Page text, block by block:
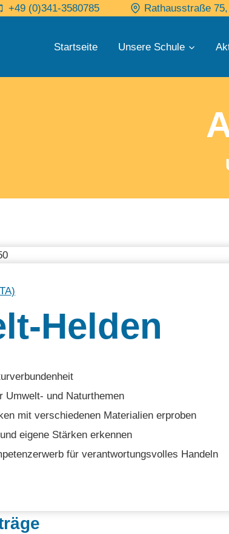
+49 (0)341-3580785 Rathausstraße
Startseite Unsere Schule
Helden
Umwelt- und Naturthemen
mit verschiedenen Materialien erproben
eigene Stärken erkennen
für verantwortungsvolles Handeln